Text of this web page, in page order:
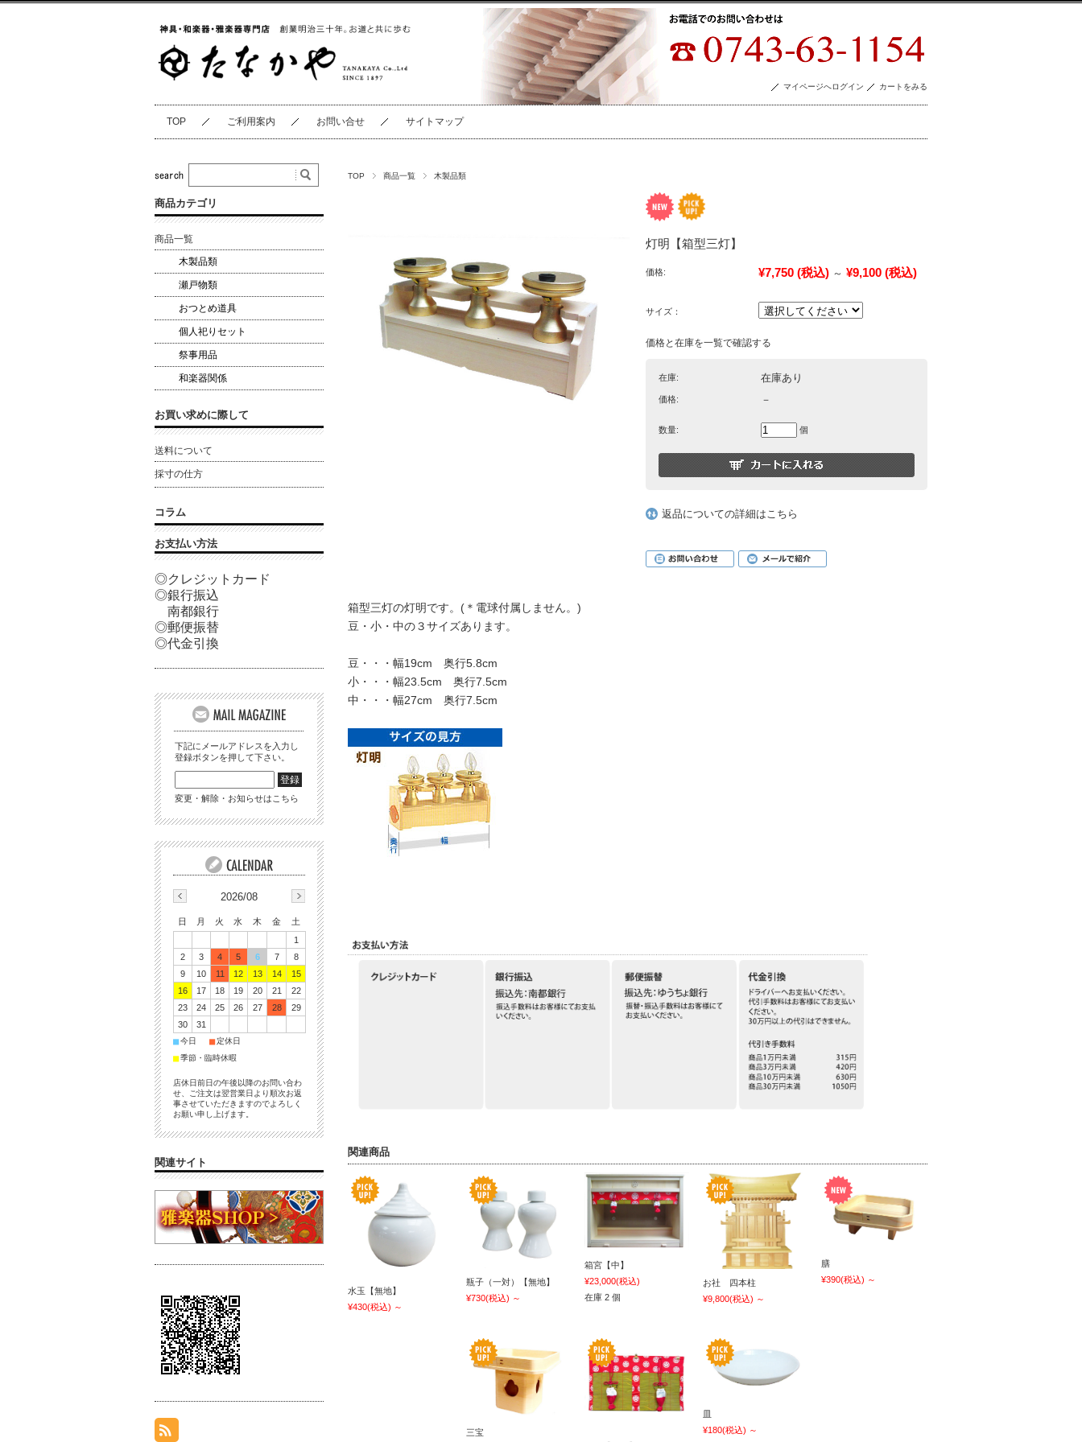
マイページへログイン カートをみる
TOP ご利用案内 お問い合せ サイトマップ
TOP 商品一覧 木製品類
灯明【箱型三灯】
価格: ¥7,750 (税込) ～ ¥9,100 (税込)
サイズ：
価格と在庫を一覧で確認する
在庫: 在庫あり
価格: －
数量: 個
返品についての詳細はこちら
箱型三灯の灯明です。(＊電球付属しません。)
豆・小・中の３サイズあります。
豆・・・幅19cm 奥行5.8cm
小・・・幅23.5cm 奥行7.5cm
中・・・幅27cm 奥行7.5cm
関連商品
水玉【無地】
¥430(税込) ～
瓶子（一対）【無地】
¥730(税込) ～
箱宮【中】
¥23,000(税込)
在庫 2 個
お社 四本柱
¥9,800(税込) ～
膳
¥390(税込) ～
三宝
皿
¥180(税込) ～
商品カテゴリ
商品一覧
木製品類
瀬戸物類
おつとめ道具
個人祀りセット
祭事用品
和楽器関係
お買い求めに際して
送料について
採寸の仕方
コラム
お支払い方法
◎クレジットカード
◎銀行振込
南都銀行
◎郵便振替
◎代金引換
下記にメールアドレスを入力し
登録ボタンを押して下さい。
変更・解除・お知らせはこちら
2026/08
日 月 火 水 木 金
土
1
2
3 4 5 6 7
8
9
10 11 12 13 14
15
16
17 18 19 20 21
22
23
24 25 26 27 28
29
30
31
■今日 ■定休日
■季節・臨時休暇
店休日前日の午後以降のお問い合わ
せ、ご注文は翌営業日より順次お返
事させていただきますのでよろしく
お願い申し上げます。
関連サイト